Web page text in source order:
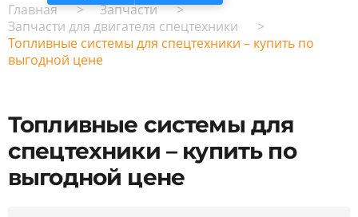
Главная
Запчасти
Запчасти для двигателя спецтехники
Топливные системы для спецтехники – купить по
выгодной цене
Топливные системы для
спецтехники – купить по
выгодной цене